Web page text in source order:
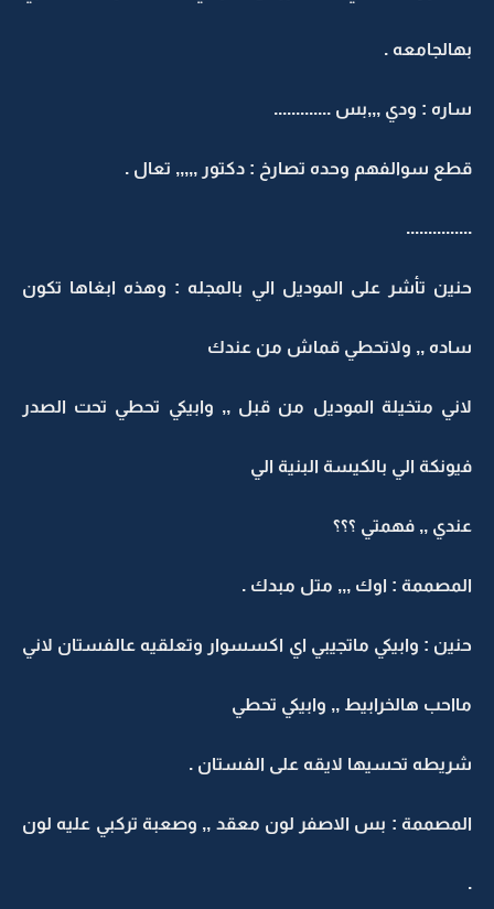
بهالجامعه .
ساره : ودي ,,,بس .............
قطع سوالفهم وحده تصارخ : دكتور ,,,,, تعال .
...............
حنين تأشر على الموديل الي بالمجله : وهذه ابغاها تكون
ساده ,, ولاتحطي قماش من عندك
لاني متخيلة الموديل من قبل ,, وابيكي تحطي تحت الصدر
فيونكة الي بالكيسة البنية الي
عندي ,, فهمتي ؟؟؟
المصممة : اوك ,,, متل مبدك .
حنين : وابيكي ماتجيبي اي اكسسوار وتعلقيه عالفستان لاني
مااحب هالخرابيط ,, وابيكي تحطي
شريطه تحسيها لايقه على الفستان .
المصممة : بس الاصفر لون معقد ,, وصعبة تركبي عليه لون
.